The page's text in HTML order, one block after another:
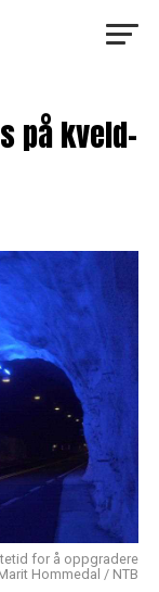
på kveld-
for å oppgradere
Hommedal / NTB